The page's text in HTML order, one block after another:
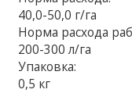
40,0-50,0 г/га
Норма расхода
200-300 л/га
Упаковка:
0,5 кг